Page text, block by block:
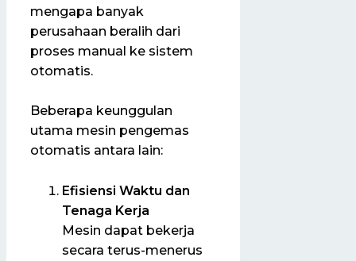
mengapa banyak
perusahaan beralih dari
proses manual ke sistem
otomatis.
Beberapa keunggulan
utama mesin pengemas
otomatis antara lain:
Efisiensi Waktu dan
Tenaga Kerja
Mesin dapat bekerja
secara terus-menerus